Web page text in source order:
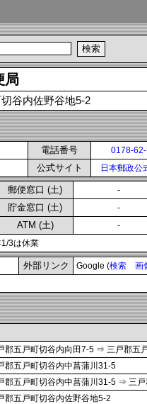
局
谷内佐野谷地5-2
電話番号 0178-
公式サイト 日本郵政公
郵便窓口 (土) -
貯金窓口 (土) -
ATM (土) -
3は休業
外部リンク Google (検索 画
郡五戸町切谷内向田7-5 ⇒ 三戸郡五
郡五戸町切谷内中菖蒲川31-5
郡五戸町切谷内中菖蒲川31-5 ⇒ 三
郡五戸町切谷内佐野谷地5-2